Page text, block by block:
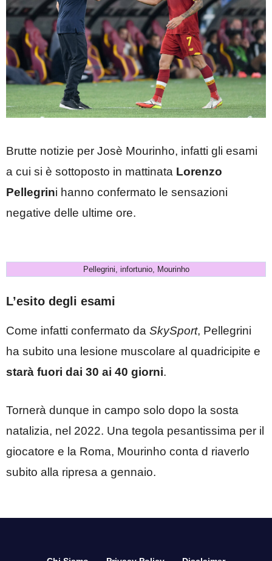
Brutte notizie per Josè Mourinho, infatti gli esami
a cui si è sottoposto in mattinata Lorenzo
Pellegrini hanno confermato le sensazioni
negative delle ultime ore.
Pellegrini, infortunio, Mourinho
L’esito degli esami
Come infatti confermato da SkySport, Pellegrini
ha subito una lesione muscolare al quadricipite e
starà fuori dai 30 ai 40 giorni.
Tornerà dunque in campo solo dopo la sosta
natalizia, nel 2022. Una tegola pesantissima per il
giocatore e la Roma, Mourinho conta d riaverlo
subito alla ripresa a gennaio.